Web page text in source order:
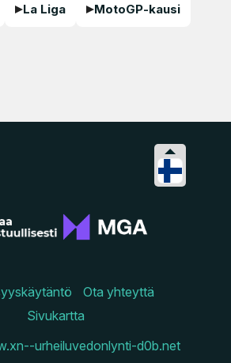
La Liga MotoGP-kausi
urheiluvedonlynti-d0b.net
Ota yhteyttä
Sivukartta